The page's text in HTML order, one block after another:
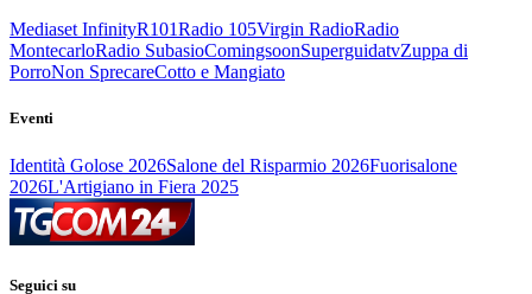
Mediaset InfinityR101Radio 105Virgin RadioRadio
MontecarloRadio SubasioComingsoonSuperguidatvZuppa di
PorroNon SprecareCotto e Mangiato
Eventi
Identità Golose 2026Salone del Risparmio 2026Fuorisalone
2026L'Artigiano in Fiera 2025
Seguici su